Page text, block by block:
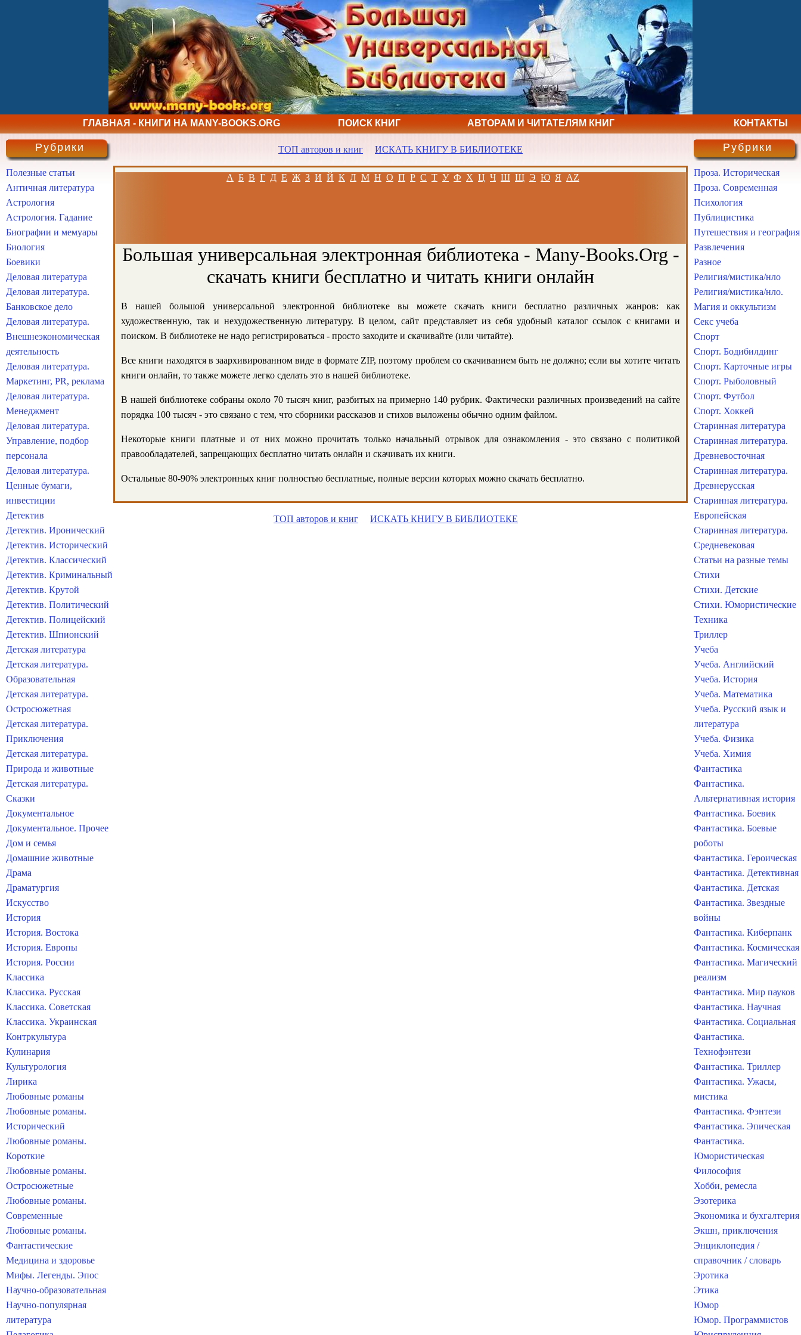
ГЛАВНАЯ - КНИГИ НА MANY-BOOKS.ORG ПОИСК КНИГ АВТОРАМ И ЧИТАТЕЛЯМ КНИГ КОНТАКТЫ
ТОП авторов и книг ИСКАТЬ КНИГУ В БИБЛИОТЕКЕ
А Б В Г Д Е Ж З И Й К Л М Н О П Р С Т У Ф Х Ц Ч Ш Щ Э Ю Я AZ
Большая универсальная электронная библиотека - Many-Books.Org -
скачать книги бесплатно и читать книги онлайн
В нашей большой универсальной электронной библиотеке вы можете скачать книги бесплатно различных жанров: как
художественную, так и нехудожественную литературу. В целом, сайт представляет из себя удобный каталог ссылок с книгами и
поиском. В библиотеке не надо регистрироваться - просто заходите и скачивайте (или читайте).
Все книги находятся в заархивированном виде в формате ZIP, поэтому проблем со скачиванием быть не должно; если вы хотите читать
книги онлайн, то также можете легко сделать это в нашей библиотеке.
В нашей библиотеке собраны около 70 тысяч книг, разбитых на примерно 140 рубрик. Фактически различных произведений на сайте
порядка 100 тысяч - это связано с тем, что сборники рассказов и стихов выложены обычно одним файлом.
Некоторые книги платные и от них можно прочитать только начальный отрывок для ознакомления - это связано с политикой
правообладателей, запрещающих бесплатно читать онлайн и скачивать их книги.
Остальные 80-90% электронных книг полностью бесплатные, полные версии которых можно скачать бесплатно.
ТОП авторов и книг ИСКАТЬ КНИГУ В БИБЛИОТЕКЕ
Рубрики
Полезные статьи
Античная литература
Астрология
Астрология. Гадание
Биографии и мемуары
Биология
Боевики
Деловая литература
Деловая литература.
Банковское дело
Деловая литература.
Внешнеэкономическая
деятельность
Деловая литература.
Маркетинг, PR, реклама
Деловая литература.
Менеджмент
Деловая литература.
Управление, подбор
персонала
Деловая литература.
Ценные бумаги,
инвестиции
Детектив
Детектив. Иронический
Детектив. Исторический
Детектив. Классический
Детектив. Криминальный
Детектив. Крутой
Детектив. Политический
Детектив. Полицейский
Детектив. Шпионский
Детская литература
Детская литература.
Образовательная
Детская литература.
Остросюжетная
Детская литература.
Приключения
Детская литература.
Природа и животные
Детская литература.
Сказки
Документальное
Документальное. Прочее
Дом и семья
Домашние животные
Драма
Драматургия
Искусство
История
История. Востока
История. Европы
История. России
Классика
Классика. Русская
Классика. Советская
Классика. Украинская
Контркультура
Кулинария
Культурология
Лирика
Любовные романы
Любовные романы.
Исторический
Любовные романы.
Короткие
Любовные романы.
Остросюжетные
Любовные романы.
Современные
Любовные романы.
Фантастические
Медицина и здоровье
Мифы. Легенды. Эпос
Научно-образовательная
Научно-популярная
литература
Рубрики
Проза. Историческая
Проза. Современная
Психология
Публицистика
Путешествия и география
Развлечения
Разное
Религия/мистика/нло
Религия/мистика/нло.
Магия и оккультизм
Секс учеба
Спорт
Спорт. Бодибилдинг
Спорт. Карточные игры
Спорт. Рыболовный
Спорт. Футбол
Спорт. Хоккей
Старинная литература
Старинная литература.
Древневосточная
Старинная литература.
Древнерусская
Старинная литература.
Европейская
Старинная литература.
Средневековая
Статьи на разные темы
Стихи
Стихи. Детские
Стихи. Юмористические
Техника
Триллер
Учеба
Учеба. Английский
Учеба. История
Учеба. Математика
Учеба. Русский язык и
литература
Учеба. Физика
Учеба. Химия
Фантастика
Фантастика.
Альтернативная история
Фантастика. Боевик
Фантастика. Боевые
роботы
Фантастика. Героическая
Фантастика. Детективная
Фантастика. Детская
Фантастика. Звездные
войны
Фантастика. Киберпанк
Фантастика. Космическая
Фантастика. Магический
реализм
Фантастика. Мир пауков
Фантастика. Научная
Фантастика. Социальная
Фантастика.
Технофэнтези
Фантастика. Триллер
Фантастика. Ужасы,
мистика
Фантастика. Фэнтези
Фантастика. Эпическая
Фантастика.
Юмористическая
Философия
Хобби, ремесла
Эзотерика
Экономика и бухгалтерия
Экшн, приключения
Энциклопедия /
справочник / словарь
Эротика
Этика
Юмор
Юмор. Программистов